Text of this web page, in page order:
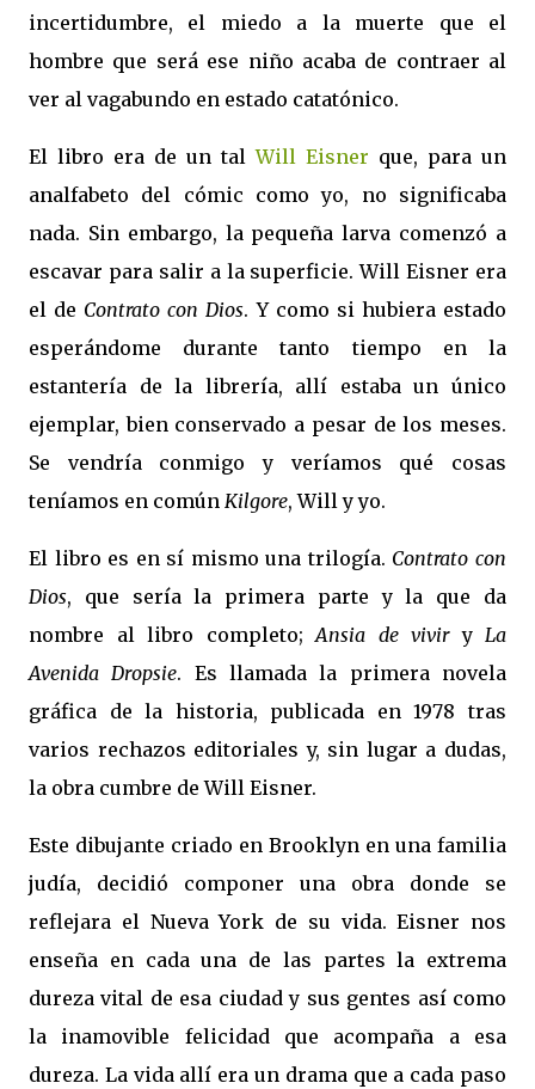
incertidumbre, el miedo a la muerte que el
hombre que será ese niño acaba de contraer al
ver al vagabundo en estado catatónico.
El libro era de un talWill Eisner que, para un
analfabeto del cómic como yo, no significaba
nada. Sin embargo, la pequeña larva comenzó a
escavar para salir a la superficie. Will Eisner era
el de Contrato con Dios. Y como si hubiera estado
esperándome durante tanto tiempo en la
estantería de la librería, allí estaba un único
ejemplar, bien conservado a pesar de los meses.
Se vendría conmigo y veríamos qué cosas
teníamos en común Kilgore, Will y yo.
El libro es en sí mismo una trilogía. Contrato con
Dios, que sería la primera parte y la que da
nombre al libro completo;Ansia de viviry La
Avenida Dropsie. Es llamada la primera novela
gráfica de la historia, publicada en 1978 tras
varios rechazos editoriales y, sin lugar a dudas,
la obra cumbre de Will Eisner.
Este dibujante criado en Brooklyn en una familia
judía, decidió componer una obra donde se
reflejara el Nueva York de su vida. Eisner nos
enseña en cada una de las partes la extrema
dureza vital de esa ciudad y sus gentes así como
la inamovible felicidad que acompaña a esa
dureza. La vida allí era un drama que a cada paso